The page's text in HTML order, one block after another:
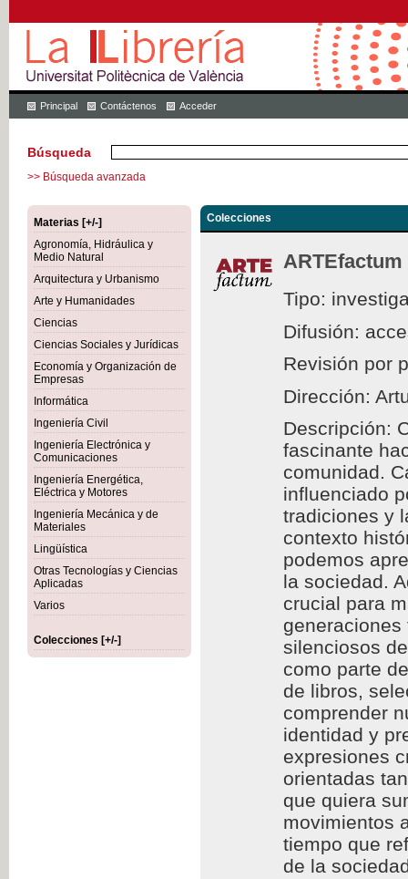
Principal Contáctenos Acceder
Búsqueda
>> Búsqueda avanzada
Materias [+/-]
Agronomía, Hidráulica y
Medio Natural
Arquitectura y Urbanismo
Arte y Humanidades
Ciencias
Ciencias Sociales y Jurídicas
Economía y Organización de
Empresas
Informática
Ingeniería Civil
Ingeniería Electrónica y
Comunicaciones
Ingeniería Energética,
Eléctrica y Motores
Ingeniería Mecánica y de
Materiales
Lingüística
Otras Tecnologías y Ciencias
Aplicadas
Varios
Colecciones [+/-]
Colecciones
ARTEfactum
Tipo:
Difusión:
Revisión por
Dirección:
Descripción:
fascinante
comunidad.
influenciado
tradiciones y
contexto
podemos
la sociedad.
crucial para
silenciosos
como parte
de libros,
comprender
identidad y
expresiones
orientadas
que quiera
movimientos
tiempo que
de la